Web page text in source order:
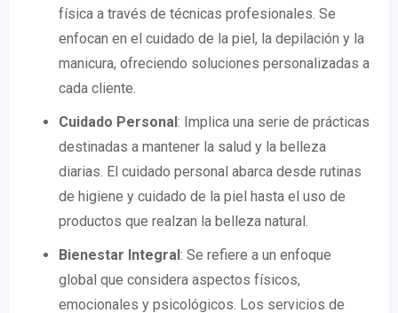
física a través de técnicas profesionales. Se
enfocan en el cuidado de la piel, la depilación y la
manicura, ofreciendo soluciones personalizadas a
cada cliente.
Cuidado Personal: Implica una serie de prácticas
destinadas a mantener la salud y la belleza
diarias. El cuidado personal abarca desde rutinas
de higiene y cuidado de la piel hasta el uso de
productos que realzan la belleza natural.
Bienestar Integral: Se refiere a un enfoque
global que considera aspectos físicos,
emocionales y psicológicos. Los servicios de